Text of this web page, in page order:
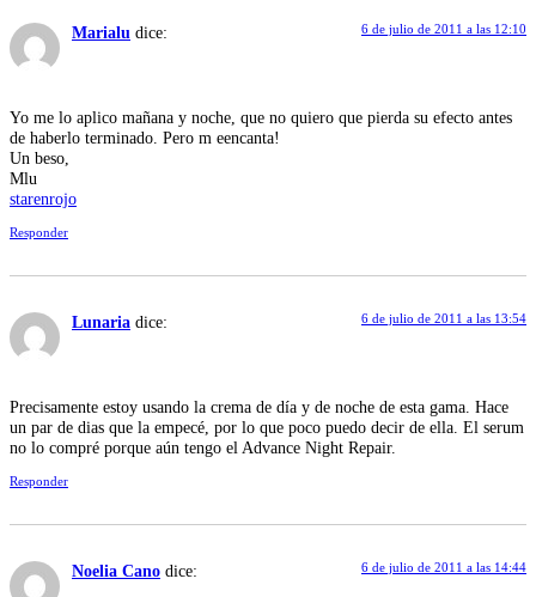
Marialu dice: 6 de julio de 2011 a las 12:10
Yo me lo aplico mañana y noche, que no quiero que pierda su efecto antes
de haberlo terminado. Pero m eencanta!
Un beso,
Mlu
starenrojo
Responder
Lunaria dice: 6 de julio de 2011 a las 13:54
Precisamente estoy usando la crema de día y de noche de esta gama. Hace
un par de dias que la empecé, por lo que poco puedo decir de ella. El serum
no lo compré porque aún tengo el Advance Night Repair.
Responder
Noelia Cano dice: 6 de julio de 2011 a las 14:44